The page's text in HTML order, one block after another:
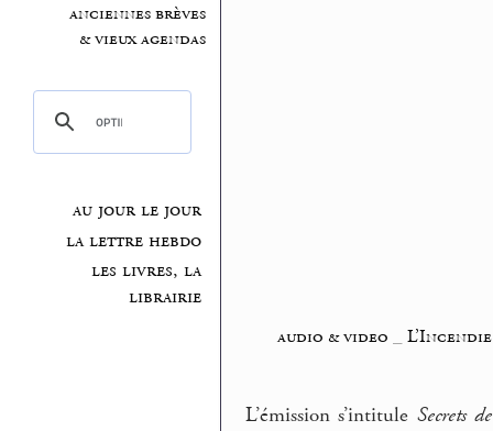
anciennes brèves
& vieux agendas
au jour le jour
la lettre hebdo
les livres, la
librairie
audio & video
L’émission s’intitule Secrets